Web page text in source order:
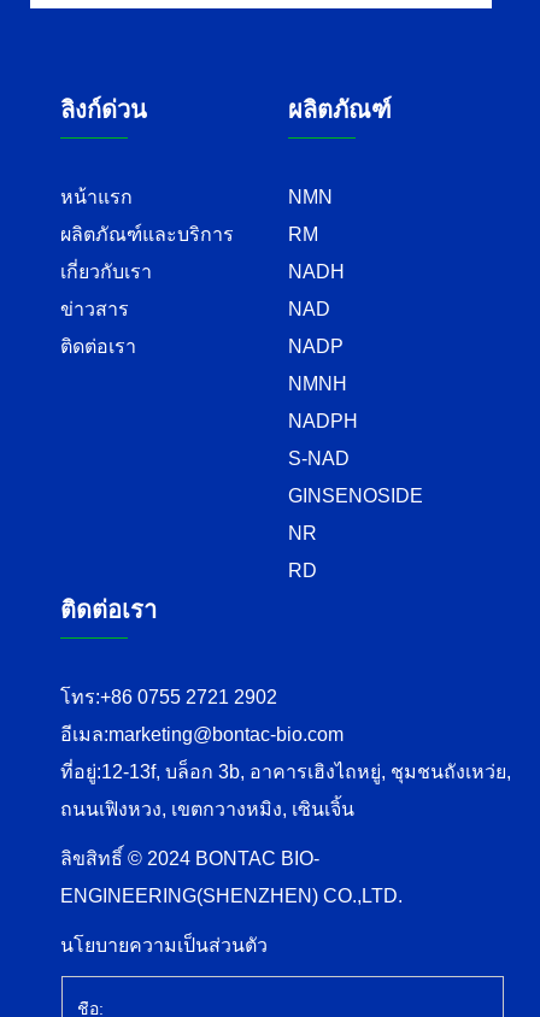
ลิงก์ด่วน
หน้าแรก
ผลิตภัณฑ์และบริการ
เกี่ยวกับเรา
ข่าวสาร
ติดต่อเรา
ผลิตภัณฑ์
NMN
RM
NADH
NAD
NADP
NMNH
NADPH
S-NAD
GINSENOSIDE
NR
RD
ติดต่อเรา
โทร:+86 0755 2721 2902
อีเมล:marketing@bontac-bio.com
ที่อยู่:12-13f, บล็อก 3b, อาคารเฮิงไถหยู่, ชุมชนถังเหว่ย,
ถนนเฟิงหวง, เขตกวางหมิง, เซินเจิ้น
ลิขสิทธิ์ © 2024 BONTAC BIO-
ENGINEERING(SHENZHEN) CO.,LTD.
นโยบายความเป็นส่วนตัว